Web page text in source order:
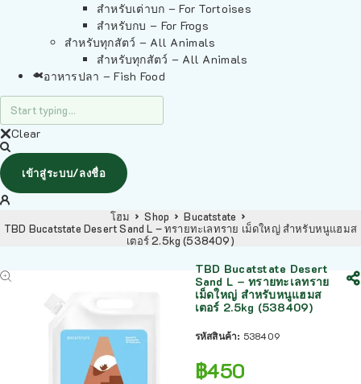
สำหรับเต่าบก – For Tortoises
สำหรับกบ – For Frogs
สำหรับทุกสัตว์ – All Animals
สำหรับทุกสัตว์ – All Animals
อาหารปลา – Fish Food
Clear
เข้าสู่ระบบ/ลงชื่อ
โฮม Shop
Bucatstate
TBD Bucatstate Desert Sand L – ทรายทะเลทราย เม็ดใหญ่ สำหรับหนูแฮมส
เตอร์ 2.5kg (538409)
TBD Bucatstate Desert
Sand L – ทรายทะเลทราย
เม็ดใหญ่ สำหรับหนูแฮมส
เตอร์ 2.5kg (538409)
รหัสสินค้า: 538409
฿450